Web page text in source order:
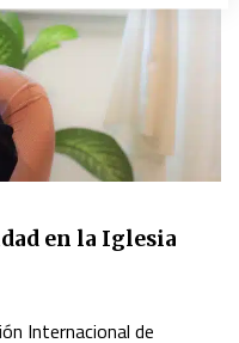
en la Iglesia
Internacional de
content
or combinations